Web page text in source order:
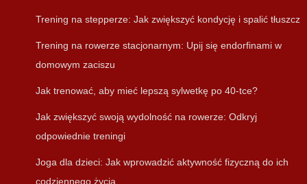
Trening na stepperze: Jak zwiększyć kondycję i spalić tłuszcz
Trening na rowerze stacjonarnym: Upij się endorfinami w
domowym zaciszu
Jak trenować, aby mieć lepszą sylwetkę po 40-tce?
Jak zwiększyć swoją wydolność na rowerze: Odkryj
odpowiednie treningi
Joga dla dzieci: Jak wprowadzić aktywność fizyczną do ich
codziennego życia